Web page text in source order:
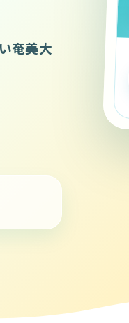
奄美大